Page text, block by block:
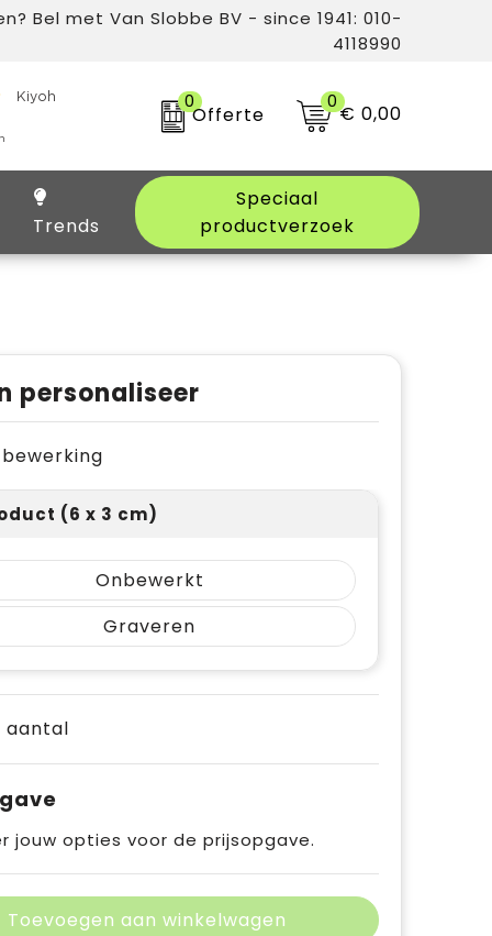
Bel met Van Slobbe BV - since 1941: 010-
4118990
0
Offerte
0€ 0,00
Trends
Speciaal
productverzoek
personaliseer
bewerking
(6 x 3 cm)
Onbewerkt
Graveren
aantal
jouw opties voor de prijsopgave.
Toevoegen aan winkelwagen